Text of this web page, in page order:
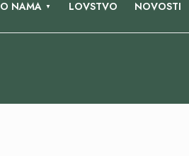
O NAMA LOVSTVO NOVOSTI